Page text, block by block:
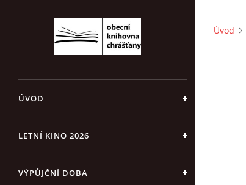
ÚVOD
LETNÍ KINO 2026
VÝPŮJČNÍ DOBA
Úvod